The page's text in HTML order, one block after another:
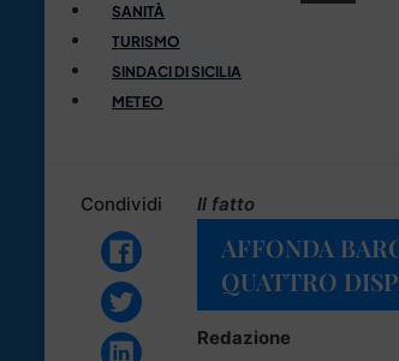
SANITÀ
TURISMO
SINDACI DI SICILIA
METEO
Condividi Il fatto
AFFONDA
QUATTRO
Redazione